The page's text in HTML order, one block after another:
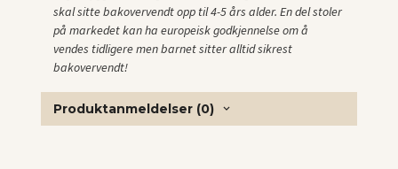
skal sitte bakovervendt opp til 4-5 års alder. En del stoler
på markedet kan ha europeisk godkjennelse om å
vendes tidligere men barnet sitter alltid sikrest
bakovervendt!
Produktanmeldelser (0)